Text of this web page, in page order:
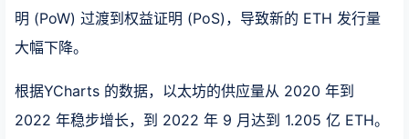
明 (PoW) 过渡到权益证明 (PoS)，导致新的 ETH 发行量
大幅下降。
根据YCharts 的数据，以太坊的供应量从 2020 年到
2022 年稳步增长，到 2022 年 9 月达到 1.205 亿 ETH。